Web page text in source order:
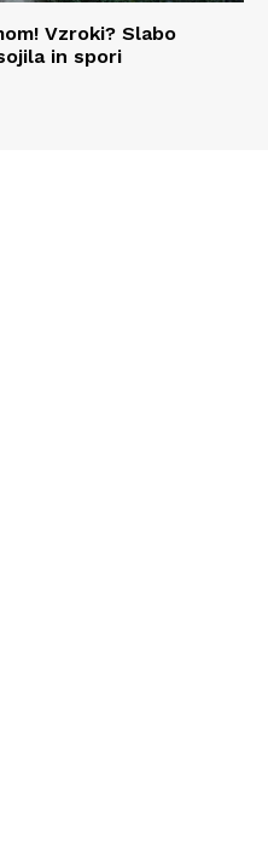
Vzroki? Slabo
in spori